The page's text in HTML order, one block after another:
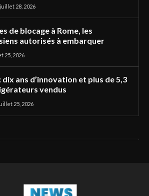
juillet 28, 2026
de blocage à Rome, les
autorisés à embarquer
25, 2026
ans d’innovation et plus de 5,3
vendus
25, 2026